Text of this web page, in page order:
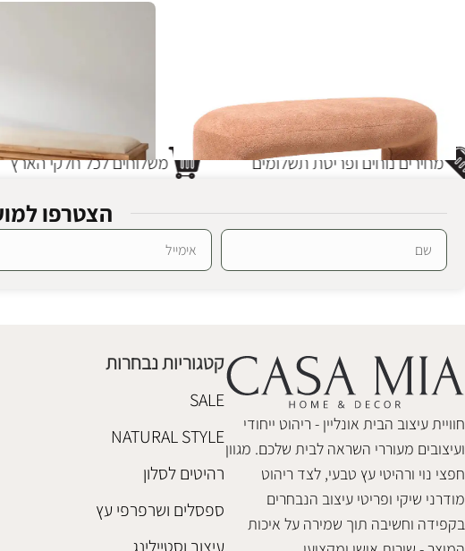
₪ 1,280
הוספה לסל
₪1,580
משלוחים לכל חלקי הארץ מחירים נוחים ופריסת תשלומים
הצטרפו
חוויית עיצוב הבית אונליין - ריהוט ייחודי
ועיצובים מעוררי השראה לבית שלכם. מגוון
חפצי נוי ורהיטי עץ טבעי, לצד ריהוט
מודרני שיקי ופריטי עיצוב הנבחרים
בקפידה וחשיבה תוך שמירה על איכות
קטגוריות נבחרות
SALE
NATURAL STYLE
רהיטים לסלון
ספסלים ושרפרפי עץ